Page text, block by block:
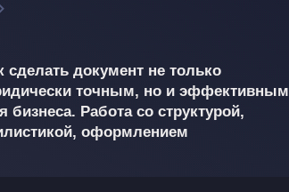
сделать документ не только
точным, но и эффективным
бизнеса. Работа со структурой,
оформлением